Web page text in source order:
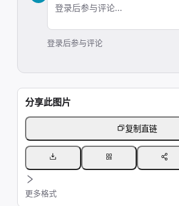
登录后参与评论...
登录后参与评论
分享此图片
复制直链
更多格式